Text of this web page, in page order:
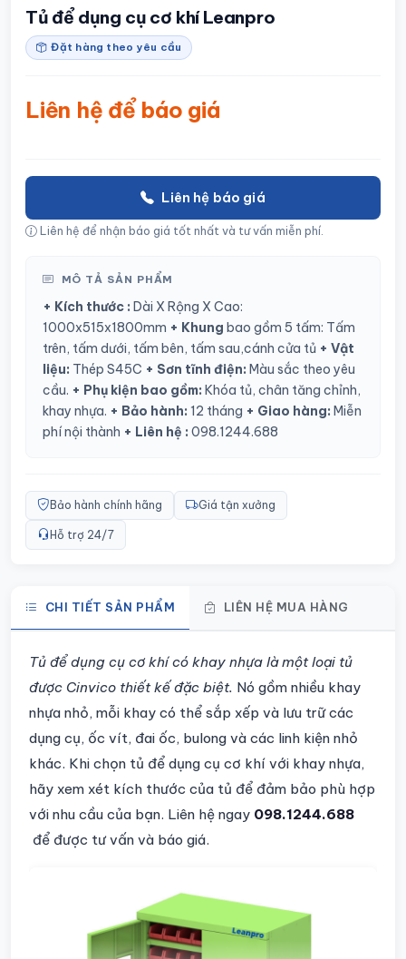
Tủ để dụng cụ cơ khí Leanpro
Đặt hàng theo yêu cầu
Liên hệ để báo giá
Liên hệ báo giá
Liên hệ để nhận báo giá tốt nhất và tư vấn miễn phí.
MÔ TẢ SẢN PHẨM
+ Kích thước : Dài X Rộng X Cao:
1000x515x1800mm + Khung bao gồm 5 tấm: Tấm
trên, tấm dưới, tấm bên, tấm sau,cánh cửa tủ + Vật
liệu: Thép S45C + Sơn tĩnh điện: Màu sắc theo yêu
cầu. + Phụ kiện bao gồm: Khóa tủ, chân tăng chỉnh,
khay nhựa. + Bảo hành: 12 tháng + Giao hàng: Miễn
phí nội thành + Liên hệ : 098.1244.688
Bảo hành chính hãng Giá tận xưởng
Hỗ trợ 24/7
CHI TIẾT SẢN PHẨM LIÊN HỆ MUA HÀNG
Chi tiết sản phẩm
Tủ để dụng cụ cơ khí có khay nhựa là một loại tủ
được Cinvico thiết kế đặc biệt. Nó gồm nhiều khay
nhựa nhỏ, mỗi khay có thể sắp xếp và lưu trữ các
dụng cụ, ốc vít, đai ốc, bulong và các linh kiện nhỏ
khác. Khi chọn tủ để dụng cụ cơ khí với khay nhựa,
hãy xem xét kích thước của tủ để đảm bảo phù hợp
với nhu cầu của bạn. Liên hệ ngay 098.1244.688
để được tư vấn và báo giá.